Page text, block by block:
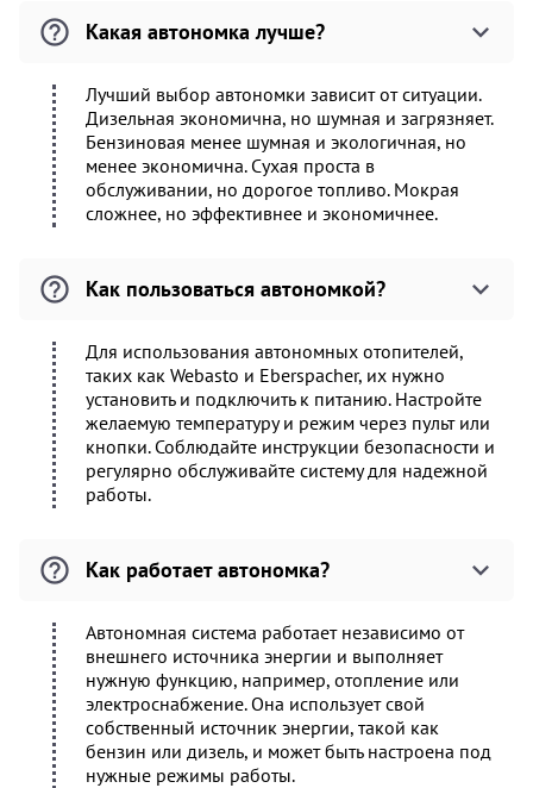
Какая автономка лучше?
Лучший выбор автономки зависит от ситуации.
Дизельная экономична, но шумная и загрязняет.
Бензиновая менее шумная и экологичная, но
менее экономична. Сухая проста в
обслуживании, но дорогое топливо. Мокрая
сложнее, но эффективнее и экономичнее.
Как пользоваться автономкой?
Для использования автономных отопителей,
таких как Webasto и Eberspacher, их нужно
установить и подключить к питанию. Настройте
желаемую температуру и режим через пульт или
кнопки. Соблюдайте инструкции безопасности и
регулярно обслуживайте систему для надежной
работы.
Как работает автономка?
Автономная система работает независимо от
внешнего источника энергии и выполняет
нужную функцию, например, отопление или
электроснабжение. Она использует свой
собственный источник энергии, такой как
бензин или дизель, и может быть настроена под
нужные режимы работы.